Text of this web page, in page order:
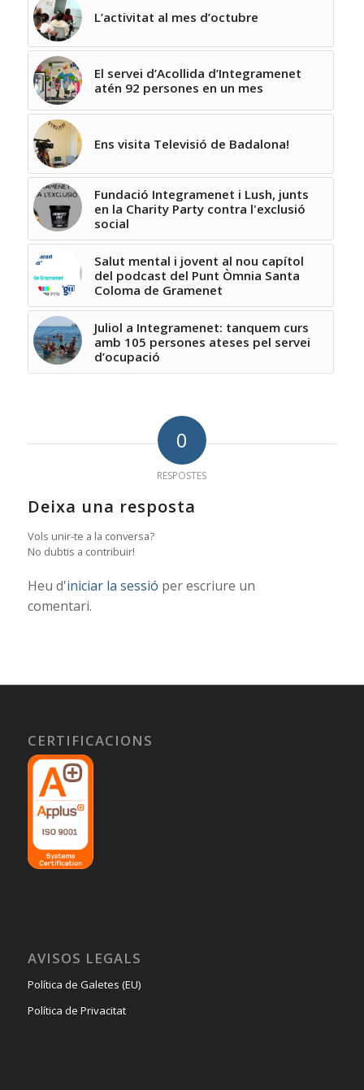
L’activitat al mes d’octubre
El servei d’Acollida d’Integramenet
atén 92 persones en un mes
Ens visita Televisió de Badalona!
Fundació Integramenet i Lush, junts
en la Charity Party contra l'exclusió
social
Salut mental i jovent al nou capítol
del podcast del Punt Òmnia Santa
Coloma de Gramenet
Juliol a Integramenet: tanquem curs
amb 105 persones ateses pel servei
d’ocupació
0
RESPOSTES
Deixa una resposta
Vols unir-te a la conversa?
No dubtis a contribuir!
Heu d'iniciar la sessió per escriure un
comentari.
CERTIFICACIONS
AVISOS LEGALS
Política de Galetes (EU)
Política de Privacitat